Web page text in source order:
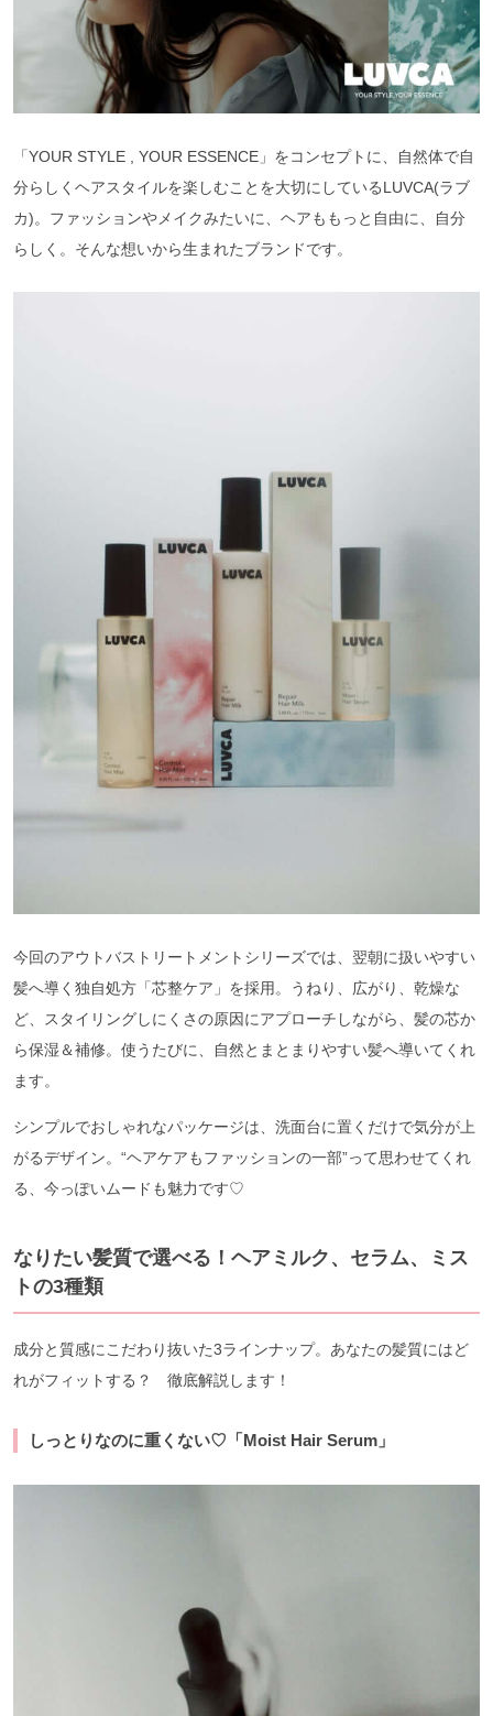
「YOUR STYLE , YOUR ESSENCE」をコンセプトに、自然体で自
分らしくヘアスタイルを楽しむことを大切にしているLUVCA(ラブ
カ)。ファッションやメイクみたいに、ヘアももっと自由に、自分
らしく。そんな想いから生まれたブランドです。
今回のアウトバストリートメントシリーズでは、翌朝に扱いやすい
髪へ導く独自処方「芯整ケア」を採用。うねり、広がり、乾燥な
ど、スタイリングしにくさの原因にアプローチしながら、髪の芯か
ら保湿＆補修。使うたびに、自然とまとまりやすい髪へ導いてくれ
ます。
シンプルでおしゃれなパッケージは、洗面台に置くだけで気分が上
がるデザイン。“ヘアケアもファッションの一部”って思わせてくれ
る、今っぽいムードも魅力です♡
なりたい髪質で選べる！ヘアミルク、セラム、ミス
トの3種類
成分と質感にこだわり抜いた3ラインナップ。あなたの髪質にはど
れがフィットする？ 徹底解説します！
しっとりなのに重くない♡「Moist Hair Serum」